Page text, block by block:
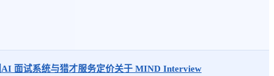
AI 面试系统与猎才服务定价关于 MIND Interview